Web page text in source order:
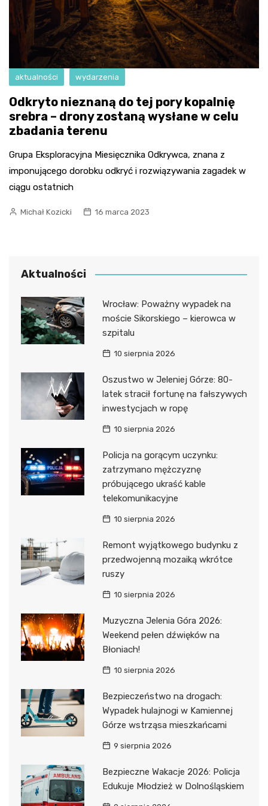
aktualności wydarzenia
Odkryto nieznaną do tej pory kopalnię
srebra – drony zostaną wysłane w celu
zbadania terenu
Grupa Eksploracyjna Miesięcznika Odkrywca, znana z
imponującego dorobku odkryć i rozwiązywania zagadek w
ciągu ostatnich
Michał Kozicki 16 marca 2023
Aktualności
Wrocław: Poważny wypadek na
moście Sikorskiego – kierowca w
szpitalu
10 sierpnia 2026
Oszustwo w Jeleniej Górze: 80-
latek stracił fortunę na fałszywych
inwestycjach w ropę
10 sierpnia 2026
Policja na gorącym uczynku:
zatrzymano mężczyznę
próbującego ukraść kable
telekomunikacyjne
10 sierpnia 2026
Remont wyjątkowego budynku z
przedwojenną mozaiką wkrótce
ruszy
10 sierpnia 2026
Muzyczna Jelenia Góra 2026:
Weekend pełen dźwięków na
Błoniach!
10 sierpnia 2026
Bezpieczeństwo na drogach:
Wypadek hulajnogi w Kamiennej
Górze wstrząsa mieszkańcami
9 sierpnia 2026
Bezpieczne Wakacje 2026: Policja
Edukuje Młodzież w Dolnośląskiem